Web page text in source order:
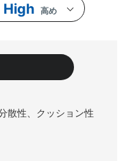
High 高め
散性、クッション性